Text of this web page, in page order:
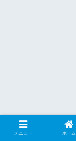
メニュー ホーム